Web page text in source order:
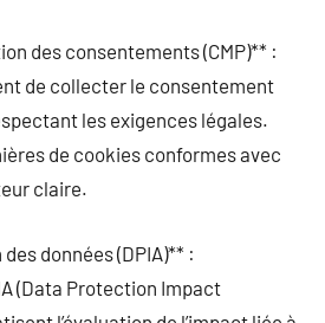
des consentements (CMP)** :
de collecter le consentement
les exigences légales.
de cookies conformes avec
claire.
données (DPIA)** :
(Data Protection Impact